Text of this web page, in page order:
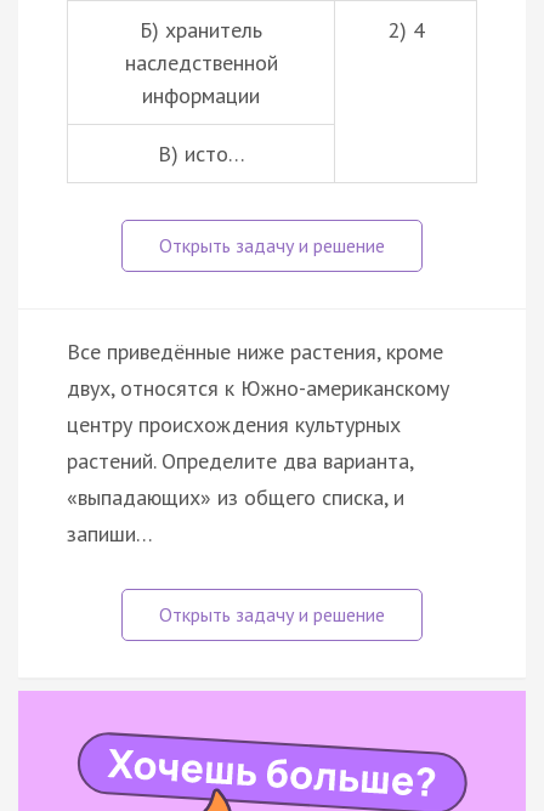
Б) хранитель
наследственной
информации
2) 4
В) исто…
Все приведённые ниже растения, кроме
двух, относятся к Южно-американскому
центру происхождения культурных
растений. Определите два варианта,
«выпадающих» из общего списка, и
запиши…